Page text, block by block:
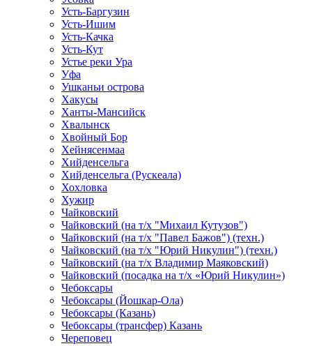
Усть-Баргузин
Усть-Ишим
Усть-Качка
Усть-Кут
Устье реки Ура
Уфа
Ушканьи острова
Хакусы
Ханты-Мансийск
Хвалынск
Хвойный Бор
Хейнясенмаа
Хийденсельга
Хийденсельга (Рускеала)
Хохловка
Хужир
Чайковский
Чайковский (на т/х "Михаил Кутузов")
Чайковский (на т/х "Павел Бажов") (техн.)
Чайковский (на т/х "Юрий Никулин") (техн.)
Чайковский (на т/х Владимир Маяковский)
Чайковский (посадка на т/х «Юрий Никулин»)
Чебоксары
Чебоксары (Йошкар-Ола)
Чебоксары (Казань)
Чебоксары (трансфер) Казань
Череповец